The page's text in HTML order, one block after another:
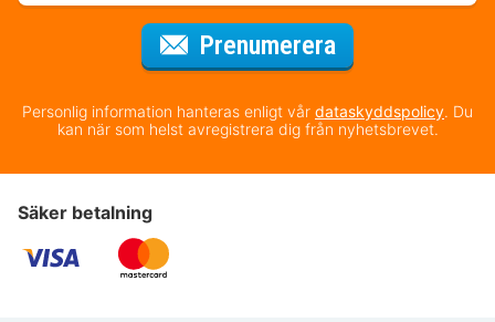
Prenumerera
Personlig information hanteras enligt vår dataskyddspolicy. Du
kan när som helst avregistrera dig från nyhetsbrevet.
Säker betalning